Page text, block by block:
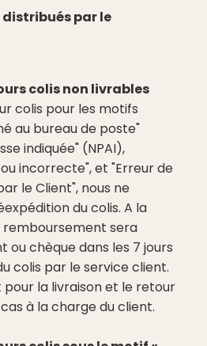
distribués par le
colis non livrables
colis pour les motifs
au bureau de poste"
indiquée" (NPAI),
incorrecte", et "Erreur de
le Client", nous ne
du colis. A la
remboursement sera
chèque dans les 7 jours
colis par le service client.
la livraison et le retour
à la charge du client.